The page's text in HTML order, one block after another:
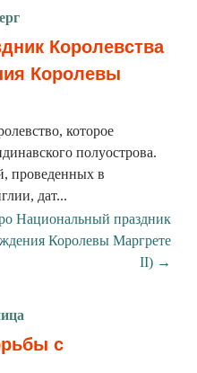
Королевства
Королевы
которое
полуострова.
проведенных в
дат...
Национальный праздник
Королевы Маргрете
ІІ) →
с